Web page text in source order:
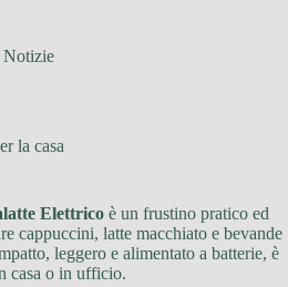
Notizie
la casa
Elettrico è un frustino pratico ed
cappuccini, latte macchiato e bevande
leggero e alimentato a batterie, è
casa o in ufficio.